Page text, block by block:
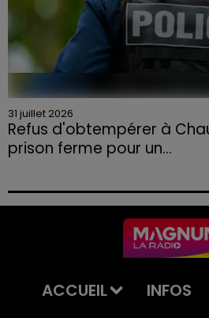
31 juillet 2026
Refus d'obtempérer à
prison ferme pour un...
permis et la confiscation de son
ACCUEIL INFOS